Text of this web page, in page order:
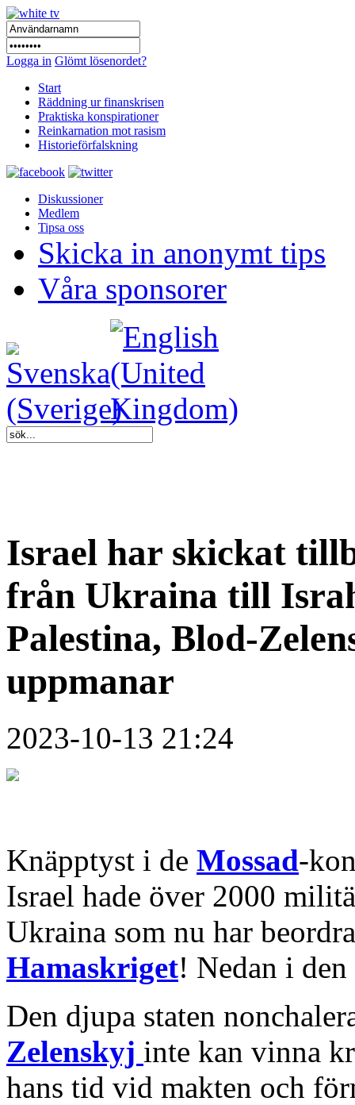
Logga in Glömt lösenordet?
Start
Räddning ur finanskrisen
Praktiska konspirationer
Reinkarnation mot rasism
Historieförfalskning
Diskussioner
Medlem
Tipsa oss
Skicka in anonymt tips
Våra sponsorer
Israel har skickat
från Ukraina till
Palestina, Blod-
uppmanar
2023-10-13 21:24
Knäpptyst i de Mossad-
Israel hade över 2000
Ukraina som nu har
Hamaskriget! Nedan i
Den djupa staten
Zelenskyj inte kan vinna
hans tid vid makten och